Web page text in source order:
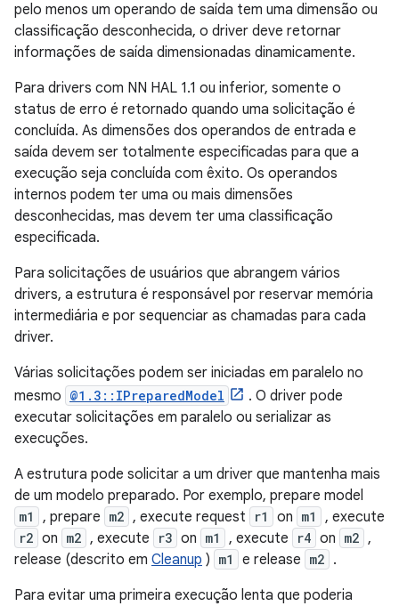
pelo menos um operando de saída tem uma dimensão ou
classificação desconhecida, o driver deve retornar
informações de saída dimensionadas dinamicamente.
Para drivers com NN HAL 1.1 ou inferior, somente o
status de erro é retornado quando uma solicitação é
concluída. As dimensões dos operandos de entrada e
saída devem ser totalmente especificadas para que a
execução seja concluída com êxito. Os operandos
internos podem ter uma ou mais dimensões
desconhecidas, mas devem ter uma classificação
especificada.
Para solicitações de usuários que abrangem vários
drivers, a estrutura é responsável por reservar memória
intermediária e por sequenciar as chamadas para cada
driver.
Várias solicitações podem ser iniciadas em paralelo no
mesmo @1.3::IPreparedModel
. O driver pode
executar solicitações em paralelo ou serializar as
execuções.
A estrutura pode solicitar a um driver que mantenha mais
de um modelo preparado. Por exemplo, prepare model
m1 , prepare m2 , execute request r1 on m1 , execute
r2 on m2 , execute r3 on m1 , execute r4 on m2 ,
release (descrito em Cleanup ) m1 e release m2 .
Para evitar uma primeira execução lenta que poderia